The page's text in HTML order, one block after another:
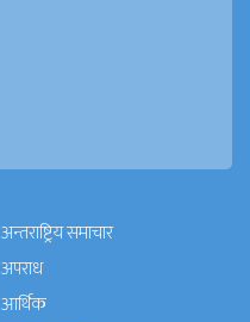
अन्तराष्ट्रिय समाचार
अपराध
आर्थिक